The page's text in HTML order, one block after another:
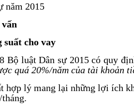
năm 2015
suất cho vay
Bộ luật Dân sự 2015 có quy
quá 20%/năm của tài khoản
hợp lý mang lại những lợi ích